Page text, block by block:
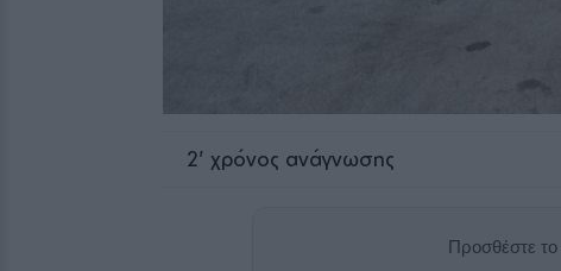
2' χρόνος ανάγνωσης
Προσθέστε το